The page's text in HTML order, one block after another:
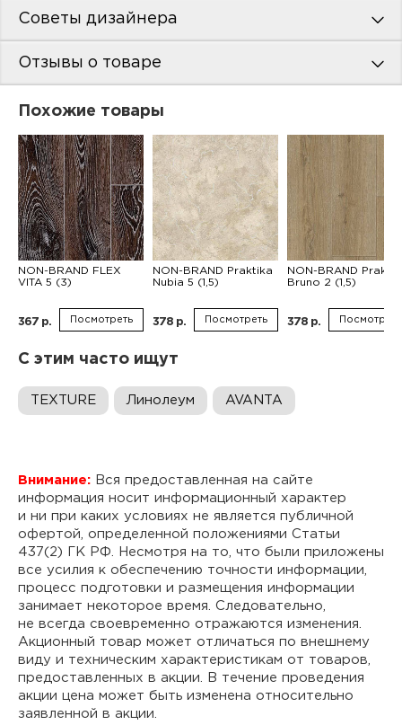
Советы дизайнера
Отзывы о товаре
Похожие товары
NON-BRAND FLEX
VITA 5 (3)
367 р. Посмотреть
NON-BRAND Praktika
Nubia 5 (1,5)
378 р. Посмотреть
NON-BRAND
Bruno 2 (1,5)
378 р. Посмотреть
С этим часто ищут
TEXTURE Линолеум AVANTA
Внимание: Вся предоставленная на сайте
информация носит информационный характер
и ни при каких условиях не является публичной
офертой, определенной положениями Статьи
437(2) ГК РФ. Несмотря на то, что были приложены
все усилия к обеспечению точности информации,
процесс подготовки и размещения информации
занимает некоторое время. Следовательно,
не всегда своевременно отражаются изменения.
Акционный товар может отличаться по внешнему
виду и техническим характеристикам от товаров,
предоставленных в акции. В течение проведения
акции цена может быть изменена относительно
заявленной в акции.